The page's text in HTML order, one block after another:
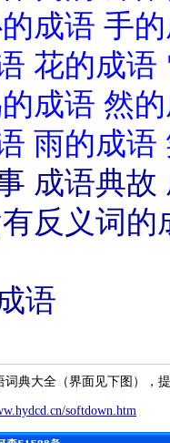
成语 手
花的成语
成语 然
雨的成语
成语典故
反义词的
语
词典大全（界面见下图），
softdown.htm